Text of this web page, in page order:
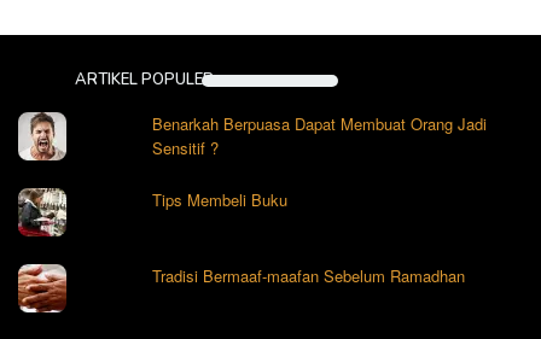
ARTIKEL POPULER
Benarkah Berpuasa Dapat Membuat Orang Jadi
Sensitif ?
Tips Membeli Buku
Tradisi Bermaaf-maafan Sebelum Ramadhan